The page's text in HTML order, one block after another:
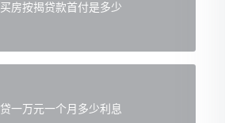
买房按揭贷款首付是多少
贷一万元一个月多少利息